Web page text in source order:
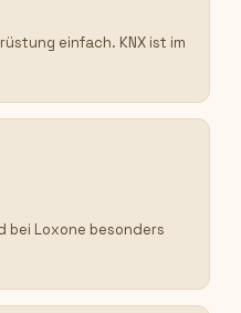
einfach. KNX ist im
bei Loxone besonders